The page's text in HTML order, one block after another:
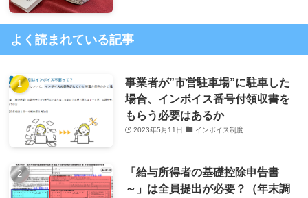
よく読まれている記事
事業者が”市営駐車場”に駐車した
場合、インボイス番号付領収書を
もらう必要はあるか
2023年5月11日 インボイス制度
「給与所得者の基礎控除申告書
～」は全員提出が必要？（年末調